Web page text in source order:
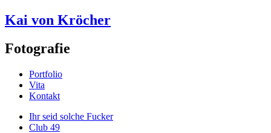
Kai von Kröcher
Fotografie
Portfolio
Vita
Kontakt
Ihr seid solche Fucker
Club 49